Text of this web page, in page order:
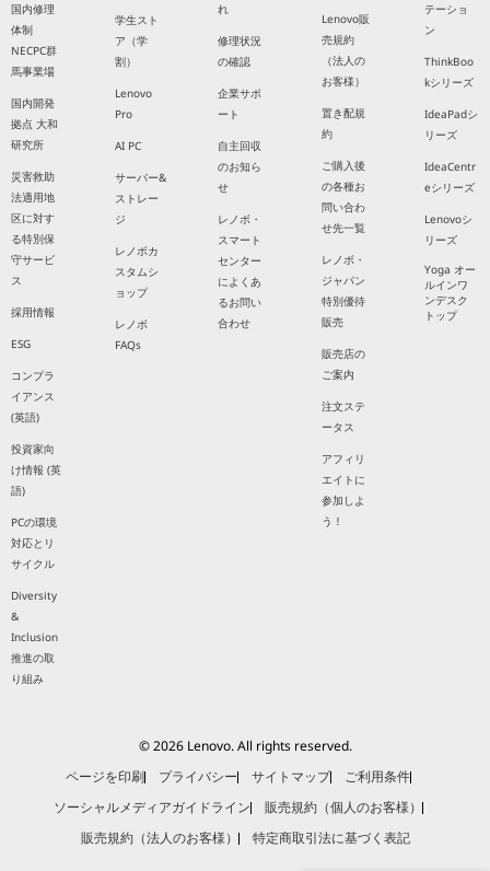
国内修理
体制
NECPC群
馬事業場
国内開発
拠点 大和
研究所
災害救助
法適用地
区に対す
る特別保
守サービ
ス
採用情報
ESG
コンプラ
イアンス
(英語)
投資家向
け情報 (英
語)
PCの環境
対応とリ
サイクル
Diversity
&
Inclusion
推進の取
り組み
学生スト
ア（学
割）
Lenovo
Pro
AI PC
サーバー&
ストレー
ジ
レノボカ
スタムシ
ョップ
レノボ
FAQs
れ
修理状況
の確認
企業サポ
ート
自主回収
のお知ら
せ
レノボ・
スマート
センター
によくあ
るお問い
合わせ
Lenovo販
売規約
（法人の
お客様）
置き配規
約
ご購入後
の各種お
問い合わ
せ先一覧
レノボ・
ジャパン
特別優待
販売
販売店の
ご案内
注文ステ
ータス
アフィリ
エイトに
参加しよ
う！
テーショ
ン
ThinkBoo
kシリーズ
IdeaPadシ
リーズ
IdeaCentr
eシリーズ
Lenovoシ
リーズ
Yoga オー
ルインワ
ンデスク
トップ
© 2026 Lenovo. All rights reserved.
ページを印刷
プライバシー サイトマップ
ご利用条件
ソーシャルメディアガイドライン
販売規約（個人のお客様）
販売規約（法人のお客様）
特定商取引法に基づく表記